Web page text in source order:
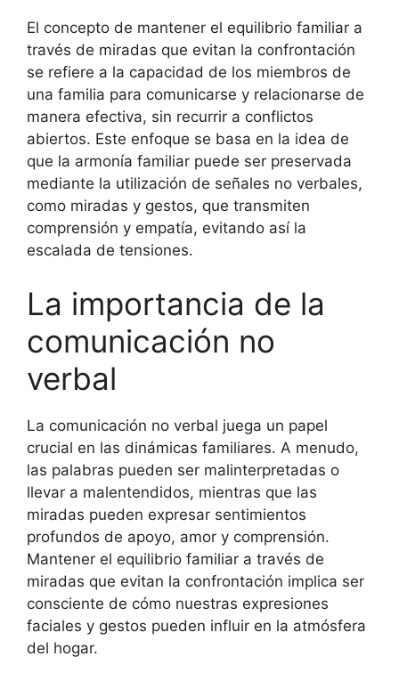
El concepto de mantener el equilibrio familiar a
través de miradas que evitan la confrontación
se refiere a la capacidad de los miembros de
una familia para comunicarse y relacionarse de
manera efectiva, sin recurrir a conflictos
abiertos. Este enfoque se basa en la idea de
que la armonía familiar puede ser preservada
mediante la utilización de señales no verbales,
como miradas y gestos, que transmiten
comprensión y empatía, evitando así la
escalada de tensiones.
La importancia de la
comunicación no
verbal
La comunicación no verbal juega un papel
crucial en las dinámicas familiares. A menudo,
las palabras pueden ser malinterpretadas o
llevar a malentendidos, mientras que las
miradas pueden expresar sentimientos
profundos de apoyo, amor y comprensión.
Mantener el equilibrio familiar a través de
miradas que evitan la confrontación implica ser
consciente de cómo nuestras expresiones
faciales y gestos pueden influir en la atmósfera
del hogar.